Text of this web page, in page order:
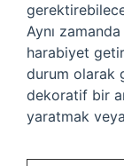
Aynı
harabiyet
durum olarak
dekoratif bir
yaratmak